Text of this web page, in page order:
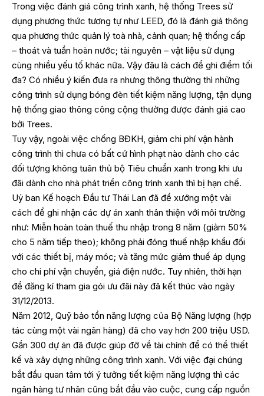
Trong việc đánh giá công trình xanh, hệ thống Trees sử
dụng phương thức tương tự như LEED, đó là đánh giá thông
qua phương thức quản lý toà nhà, cảnh quan; hệ thống cấp
– thoát và tuần hoàn nước; tài nguyên – vật liệu sử dụng
cùng nhiều yếu tố khác nữa. Vậy đâu là cách để ghi điểm tối
đa? Có nhiều ý kiến đưa ra nhưng thông thường thì những
công trình sử dụng bóng đèn tiết kiệm năng lượng, tận dụng
hệ thống giao thông công cộng thường được đánh giá cao
bởi Trees.
Tuy vậy, ngoài việc chống BĐKH, giảm chi phí vận hành
công trình thì chưa có bất cứ hình phạt nào dành cho các
đối tượng không tuân thủ bộ Tiêu chuẩn xanh trong khi ưu
đãi dành cho nhà phát triển công trình xanh thì bị hạn chế.
Uỷ ban Kế hoạch Đầu tư Thái Lan đã đề xướng một vài
cách để ghi nhận các dự án xanh thân thiện với môi trường
như: Miễn hoàn toàn thuế thu nhập trong 8 năm (giảm 50%
cho 5 năm tiếp theo); không phải đóng thuế nhập khẩu đối
với các thiết bị, máy móc; và tăng mức giảm thuế áp dụng
cho chi phí vận chuyển, giá điện nước. Tuy nhiên, thời hạn
để đăng kí tham gia gói ưu đãi này đã kết thúc vào ngày
31/12/2013.
Năm 2012, Quỹ bảo tồn năng lượng của Bộ Năng lượng (hợp
tác cùng một vài ngân hàng) đã cho vay hơn 200 triệu USD.
Gần 300 dự án đã được giúp đỡ về tài chính để có thể thiết
kế và xây dựng những công trình xanh. Với việc đại chúng
bắt đầu quan tâm tới ý tưởng tiết kiệm năng lượng thì các
ngân hàng tư nhân cũng bắt đầu vào cuộc, cung cấp nguồn